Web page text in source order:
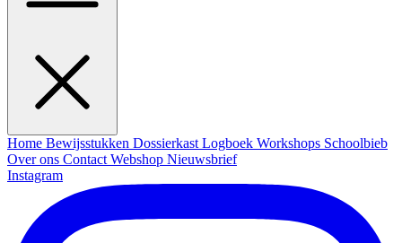
Home Bewijsstukken Dossierkast Logboek Workshops Schoolbieb
Over ons Contact Webshop Nieuwsbrief
Instagram